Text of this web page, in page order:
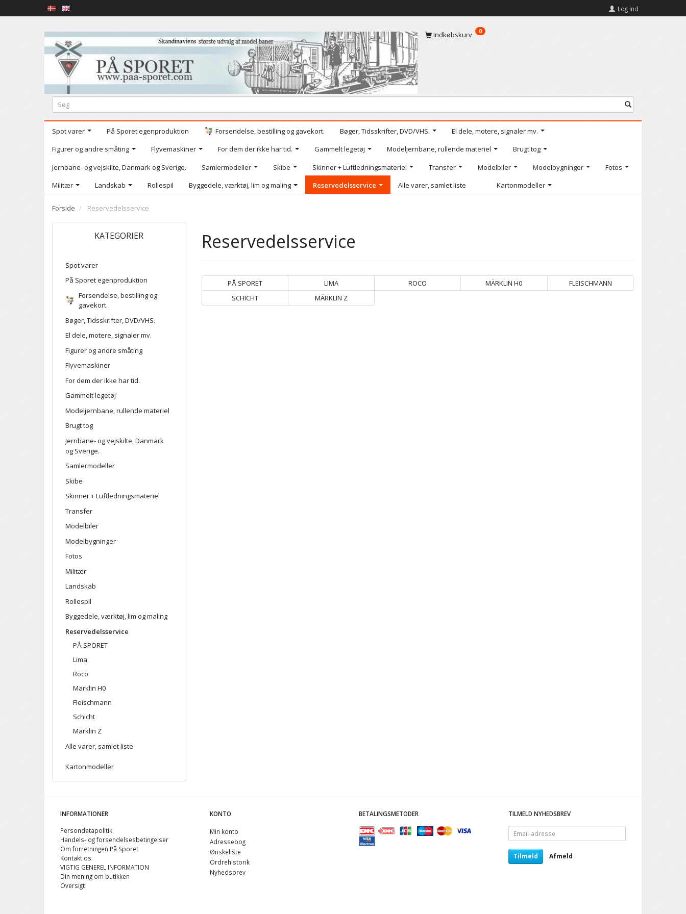
Log ind
Indkøbskurv 0
Spot varer På Sporet egenproduktion Forsendelse, bestilling og gavekort. Bøger, Tidsskrifter, DVD/VHS.
El dele, motere, signaler mv.
Figurer og andre småting
Flyvemaskiner For dem der ikke har tid. Gammelt legetøj Modeljernbane, rullende materiel
Brugt tog
Jernbane- og vejskilte, Danmark og Sverige.
Samlermodeller Skibe Skinner + Luftledningsmateriel Transfer Modelbiler Modelbygninger
Fotos
Militær
Landskab Rollespil Byggedele, værktøj, lim og maling Reservedelsservice Alle varer, samlet liste Kartonmodeller
Forside Reservedelsservice
KATEGORIER
Spot varer
På Sporet egenproduktion
Forsendelse, bestilling og
gavekort.
Bøger, Tidsskrifter, DVD/VHS.
El dele, motere, signaler mv.
Figurer og andre småting
Flyvemaskiner
For dem der ikke har tid.
Gammelt legetøj
Modeljernbane, rullende materiel
Brugt tog
Jernbane- og vejskilte, Danmark
og Sverige.
Samlermodeller
Skibe
Skinner + Luftledningsmateriel
Transfer
Modelbiler
Modelbygninger
Fotos
Militær
Landskab
Rollespil
Byggedele, værktøj, lim og maling
Reservedelsservice
PÅ SPORET
Lima
Roco
Märklin H0
Fleischmann
Schicht
Märklin Z
Alle varer, samlet liste
Kartonmodeller
Reservedelsservice
PÅ SPORET LIMA ROCO MÄRKLIN H0
FLEISCHMANN
SCHICHT
MÄRKLIN Z
INFORMATIONER
Persondatapolitik
Handels- og forsendelsesbetingelser
Om forretningen På Sporet
Kontakt os
VIGTIG GENEREL INFORMATION
Din mening om butikken
Oversigt
KONTO
Min konto
Adressebog
Ønskeliste
Ordrehistorik
Nyhedsbrev
BETALINGSMETODER
TILMELD NYHEDSBREV
Email-
adresse
Tilmeld Afmeld